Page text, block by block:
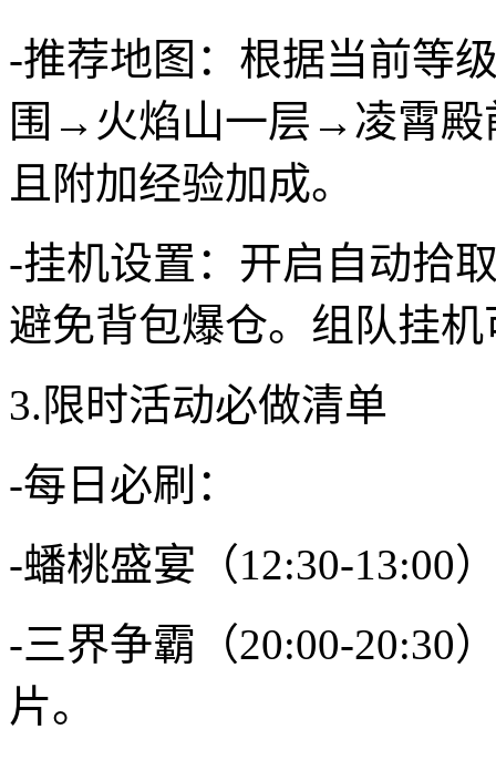
-推荐地图：根据当前等
围→火焰山一层→凌霄殿
且附加经验加成。
-挂机设置：开启自动拾
避免背包爆仓。组队挂
3.限时活动必做清单
-每日必刷：
-蟠桃盛宴（12:30-13:00
-三界争霸（20:00-20:30
片。